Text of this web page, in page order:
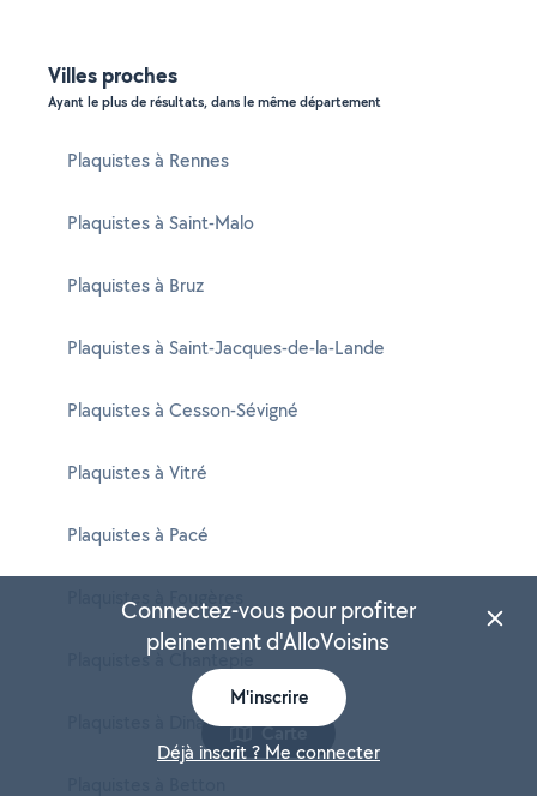
Villes proches
Ayant le plus de résultats, dans le même département
Plaquistes à Rennes
Plaquistes à Saint-Malo
Plaquistes à Bruz
Plaquistes à Saint-Jacques-de-la-Lande
Plaquistes à Cesson-Sévigné
Plaquistes à Vitré
Plaquistes à Pacé
Plaquistes à Fougères
Plaquistes à Chantepie
Plaquistes à Dinard Carte
Connectez-vous pour profiter
pleinement d'AlloVoisins
M'inscrire
Déjà inscrit ? Me connecter